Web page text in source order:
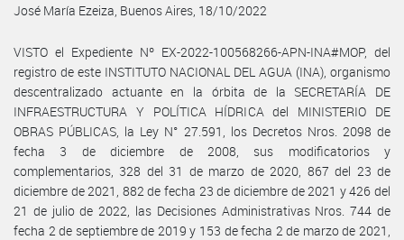
José María Ezeiza, Buenos Aires, 18/10/2022
VISTO el Expediente Nº EX-2022-100568266-APN-INA#MOP, del
registro de este INSTITUTO NACIONAL DEL AGUA (INA), organismo
descentralizado actuante en la órbita de la SECRETARÍA DE
INFRAESTRUCTURA Y POLÍTICA HÍDRICA del MINISTERIO DE
OBRAS PÚBLICAS, la Ley N° 27.591, los Decretos Nros. 2098 de
fecha 3 de diciembre de 2008, sus modificatorios y
complementarios, 328 del 31 de marzo de 2020, 867 del 23 de
diciembre de 2021, 882 de fecha 23 de diciembre de 2021 y 426 del
21 de julio de 2022, las Decisiones Administrativas Nros. 744 de
fecha 2 de septiembre de 2019 y 153 de fecha 2 de marzo de 2021,